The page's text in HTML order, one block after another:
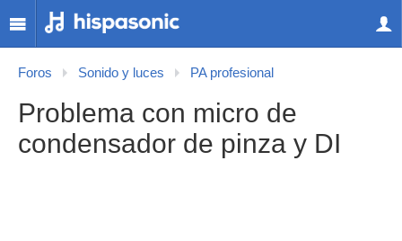
Foros Sonido y luces PA profesional
Problema con micro de
condensador de pinza y DI